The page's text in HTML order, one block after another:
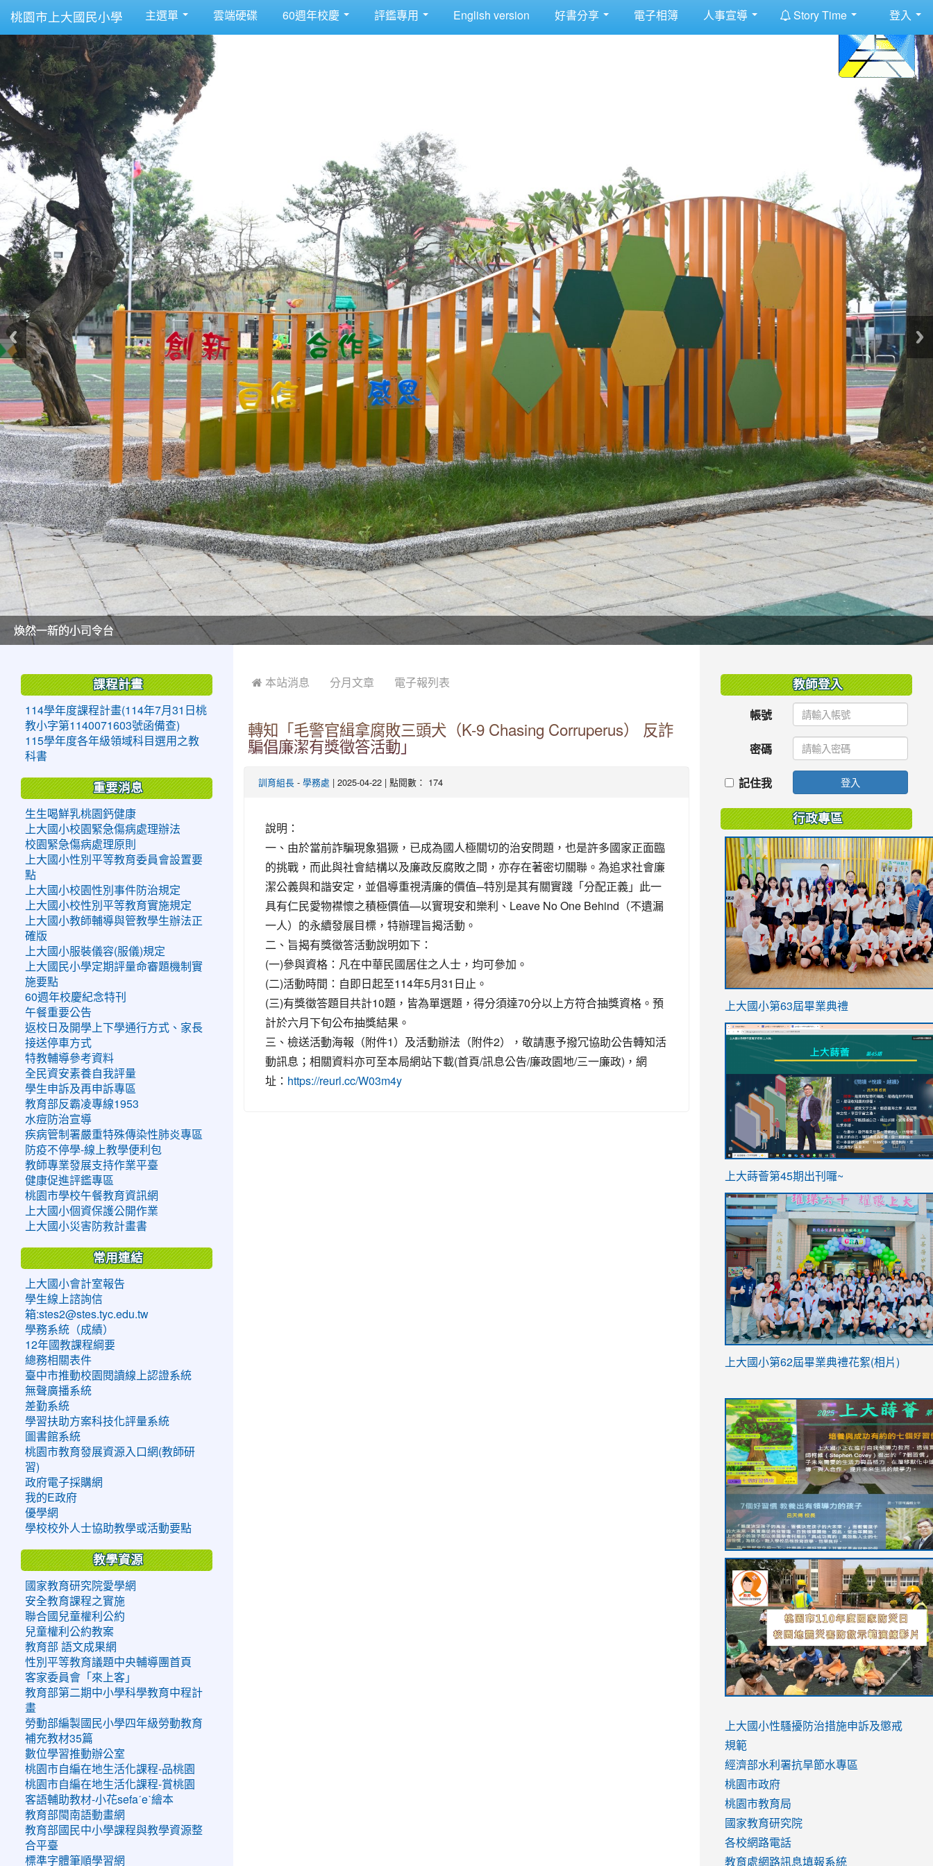
桃園市上大國民小學 主選單 雲端硬碟 60週年校慶 評鑑專用 English version 好書分享 電子相簿 人事宣導 Story Time 登入
美麗的操場是我們活力的來源
美麗的操場是我們活力的來源
煥然一新的小司令台
煥然一新的小司令台
富含桃園埤塘田園風光意象的中廊
富含桃園埤塘田園風光意象的中廊
嶄新的中庭廣場
嶄新的中庭廣場
水生池生生不息
水生池生生不息
 本站消息 分月文章 電子報列表
轉知「毛警官緝拿腐敗三頭犬（K-9 Chasing Corruperus） 反詐
騙倡廉潔有獎徵答活動」
訓育組長 - 學務處 | 2025-04-22 | 點閱數： 174
說明：
一、由於當前詐騙現象猖獗，已成為國人極關切的治安問題，也是許多國家正面臨
的挑戰，而此與社會結構以及廉政反腐敗之間，亦存在著密切關聯。為追求社會廉
潔公義與和諧安定，並倡導重視清廉的價值─特別是其有關實踐「分配正義」此一
具有仁民愛物襟懷之積極價值—以實現安和樂利、Leave No One Behind（不遺漏
一人）的永續發展目標，特辦理旨揭活動。
二、旨揭有獎徵答活動說明如下：
(一)參與資格：凡在中華民國居住之人士，均可參加。
(二)活動時間：自即日起至114年5月31日止。
(三)有獎徵答題目共計10題，皆為單選題，得分須達70分以上方符合抽獎資格。預
計於六月下旬公布抽獎結果。
三、檢送活動海報（附件1）及活動辦法（附件2），敬請惠予撥冗協助公告轉知活
動訊息；相關資料亦可至本局網站下載(首頁/訊息公告/廉政園地/三一廉政)，網
址： https://reurl.cc/W03m4y
課程計畫
114學年度課程計畫(114年7月31日桃
教小字第1140071603號函備查)
115學年度各年級領域科目選用之教
科書
重要消息
生生喝鮮乳桃園鈣健康
上大國小校園緊急傷病處理辦法
校園緊急傷病處理原則
上大國小性別平等教育委員會設置要
點
上大國小校園性別事件防治規定
上大國小校性別平等教育實施規定
上大國小教師輔導與管教學生辦法正
確版
上大國小服裝儀容(服儀)規定
上大國民小學定期評量命審題機制實
施要點
60週年校慶紀念特刊
午餐重要公告
返校日及開學上下學通行方式、家長
接送停車方式
特教輔導參考資料
全民資安素養自我評量
學生申訴及再申訴專區
教育部反霸凌專線1953
水痘防治宣導
疾病管制署嚴重特殊傳染性肺炎專區
防疫不停學-線上教學便利包
教師專業發展支持作業平臺
健康促進評鑑專區
桃園市學校午餐教育資訊網
上大國小個資保護公開作業
上大國小災害防救計畫書
常用連結
上大國小會計室報告
學生線上諮詢信
箱:stes2@stes.tyc.edu.tw
學務系統（成績）
12年國教課程綱要
總務相關表件
臺中市推動校園閱讀線上認證系統
無聲廣播系統
差勤系統
學習扶助方案科技化評量系統
圖書館系統
桃園市教育發展資源入口網(教師研
習)
政府電子採購網
我的E政府
優學網
學校校外人士協助教學或活動要點
教學資源
國家教育研究院愛學網
安全教育課程之實施
聯合國兒童權利公約
兒童權利公約教案
教育部 語文成果網
性別平等教育議題中央輔導團首頁
客家委員會「來上客」
教育部第二期中小學科學教育中程計
畫
勞動部編製國民小學四年級勞動教育
補充教材35篇
數位學習推動辦公室
桃園市自編在地生活化課程-品桃園
桃園市自編在地生活化課程-賞桃園
客語輔助教材-小花sefaˊeˋ繪本
教育部閩南語動畫網
教育部國民中小學課程與教學資源整
合平臺
標準字體筆順學習網
教師登入
帳號
密碼
記住我 登入
行政專區
link
https://sites.google.com/stes.tyc.edu.tw/
上大國小第63屆畢業典禮
link
ink
https://sites.google.com/stes.tyc.edu.tw/
link
https://sites.google.com/stes.tyc.edu.tw/
上大蒔薈第45期出刊囉~
link
YfDQppRvyMk686kIw6SBbssEIZ6WnT/
usp=sharing
上大國小第62屆畢業典禮花絮(相片)
to
https://drive.google.com/file/d/1I-
YfDQppRvyMk686kIw6SBbssEIZ6WnT/
usp=sharing
to
https://sites.google.com/stes.tyc.edu.tw/
link
to
https://sites.google.com/stes.tyc.edu.tw/
link
to
https://drive.google.com/file/d/
usp=sharing
link
to
https://youtu.be/jJOMVWY3-
8M
link
to
https://drive.google.com/file/d/
usp=sharing
to
https://www.youtube.com/watch?
v=hC_gdZndU9s
to
https://www.youtube.com/watch?
v=hC_gdZndU9s
link
to
https://www.youtube.com/watch?
v=mfpNykQ0g4M
上大國小性騷擾防治措施申訴及懲戒
規範
經濟部水利署抗旱節水專區
桃園市政府
桃園市教育局
國家教育研究院
各校網路電話
教育處網路訊息填報系統